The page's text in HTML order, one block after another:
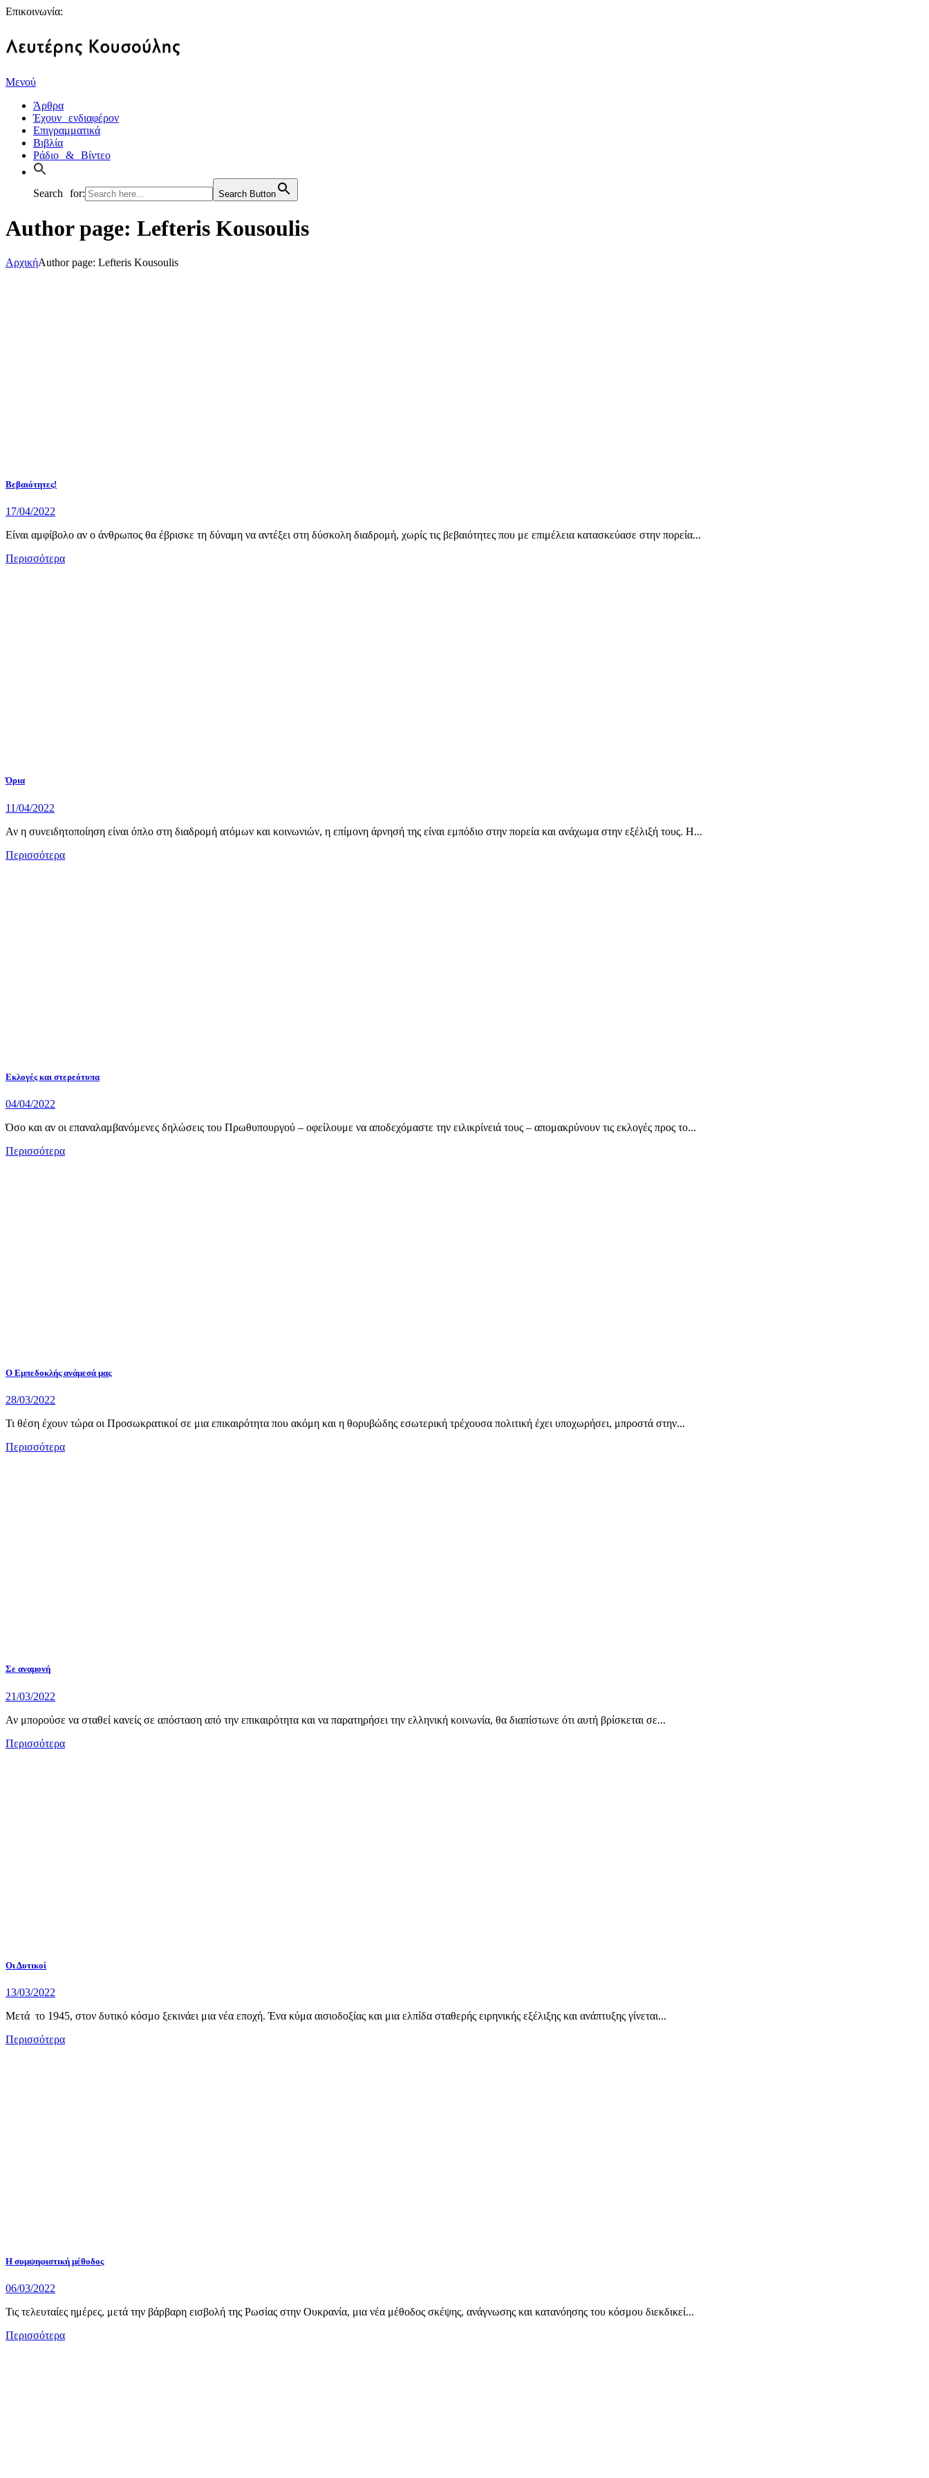
Επικοινωνία:
Μενού
Άρθρα
Έχουν ενδιαφέρον
Επιγραμματικά
Βιβλία
Ράδιο & Βίντεο
Search for: Search Button
Author page: Lefteris Kousoulis
ΑρχικήAuthor page: Lefteris Kousoulis
Βεβαιότητες!
17/04/2022
Είναι αμφίβολο αν ο άνθρωπος θα έβρισκε τη δύναμη να αντέξει στη δύσκολη διαδρομή, χωρίς τις βεβαιότητες που με επιμέλεια κατασκεύασε στην πορεία...
Περισσότερα
Όρια
11/04/2022
Αν η συνειδητοποίηση είναι όπλο στη διαδρομή ατόμων και κοινωνιών, η επίμονη άρνησή της είναι εμπόδιο στην πορεία και ανάχωμα στην εξέλιξή τους. Η...
Περισσότερα
Εκλογές και στερεότυπα
04/04/2022
Όσο και αν οι επαναλαμβανόμενες δηλώσεις του Πρωθυπουργού – οφείλουμε να αποδεχόμαστε την ειλικρίνειά τους – απομακρύνουν τις εκλογές προς το...
Περισσότερα
Ο Εμπεδοκλής ανάμεσά μας
28/03/2022
Τι θέση έχουν τώρα οι Προσωκρατικοί σε μια επικαιρότητα που ακόμη και η θορυβώδης εσωτερική τρέχουσα πολιτική έχει υποχωρήσει, μπροστά στην...
Περισσότερα
Σε αναμονή
21/03/2022
Αν μπορούσε να σταθεί κανείς σε απόσταση από την επικαιρότητα και να παρατηρήσει την ελληνική κοινωνία, θα διαπίστωνε ότι αυτή βρίσκεται σε...
Περισσότερα
Οι Δυτικοί
13/03/2022
Μετά το 1945, στον δυτικό κόσμο ξεκινάει μια νέα εποχή. Ένα κύμα αισιοδοξίας και μια ελπίδα σταθερής ειρηνικής εξέλιξης και ανάπτυξης γίνεται...
Περισσότερα
Η συμψηφιστική μέθοδος
06/03/2022
Τις τελευταίες ημέρες, μετά την βάρβαρη εισβολή της Ρωσίας στην Ουκρανία, μια νέα μέθοδος σκέψης, ανάγνωσης και κατανόησης του κόσμου διεκδικεί...
Περισσότερα